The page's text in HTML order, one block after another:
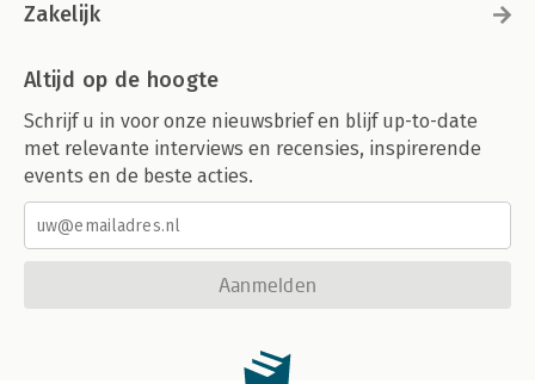
Zakelijk
Altijd op de hoogte
Schrijf u in voor onze nieuwsbrief en blijf up-to-date
met relevante interviews en recensies, inspirerende
events en de beste acties.
Aanmelden